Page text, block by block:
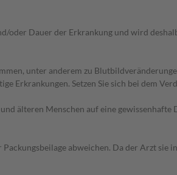
oder Dauer der Erkrankung und wird
unter anderem zu
Erkrankungen. Setzen Sie sich bei dem
älteren Menschen auf eine
abweichen. Da der Arzt